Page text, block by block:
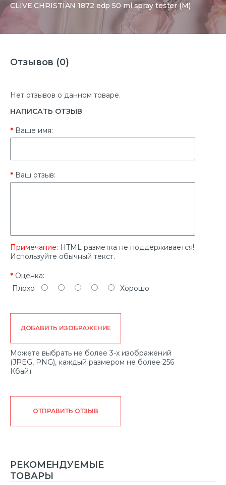
CLIVE CHRISTIAN 1872 edp 50 ml spray tester (M)
Отзывов (0)
Нет отзывов о данном товаре.
НАПИСАТЬ ОТЗЫВ
Ваше имя:
Ваш отзыв:
Примечание: HTML разметка не поддерживается!
Используйте обычный текст.
Оценка:
Плохо
Хорошо
ДОБАВИТЬ ИЗОБРАЖЕНИЕ
Можете выбрать не более 3-х изображений
(JPEG, PNG), каждый размером не более 256
Кбайт
ОТПРАВИТЬ ОТЗЫВ
РЕКОМЕНДУЕМЫЕ
ТОВАРЫ